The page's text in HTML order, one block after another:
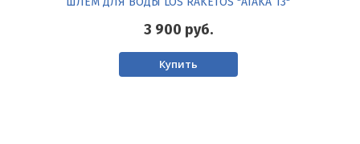
3 900 руб.
Купить